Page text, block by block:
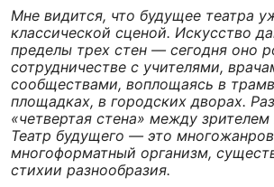
Мне видится, что будущее театра
классической сценой. Искусство
пределы трех стен — сегодня оно
сотрудничестве с учителями,
сообществами, воплощаясь в
площадках, в городских дворах.
«четвертая стена» между
Театр будущего — это
многоформатный организм,
стихии разнообразия.